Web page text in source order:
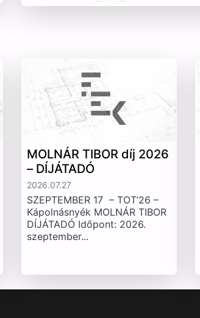
MOLNÁR TIBOR díj 2026
– DÍJÁTADÓ
2026.07.27
SZEPTEMBER 17 – TOT’26 –
Kápolnásnyék MOLNÁR TIBOR
DÍJÁTADÓ Időpont: 2026.
szeptember...